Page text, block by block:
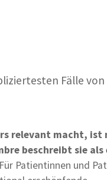
Fälle von
relevant macht,
beschreibt sie
Für Patientinnen und